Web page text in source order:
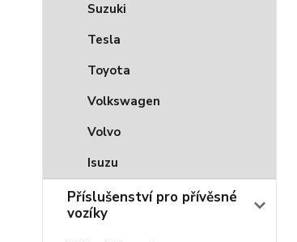
Suzuki
Tesla
Toyota
Volkswagen
Volvo
Isuzu
Příslušenství pro přívěsné
vozíky